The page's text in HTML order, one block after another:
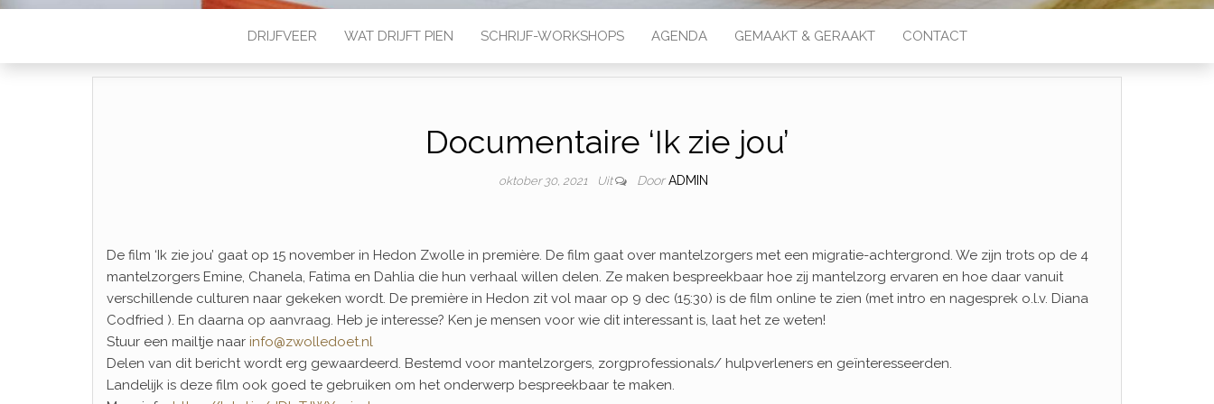
DRIJFVEER WAT DRIJFT PIEN SCHRIJF-WORKSHOPS AGENDA GEMAAKT & GERAAKT CONTACT
Documentaire ‘Ik zie jou’
oktober 30, 2021 Uit Door ADMIN
De film ‘Ik zie jou’ gaat op 15 november in Hedon Zwolle in première. De film gaat over mantelzorgers met een migratie-achtergrond. We zijn trots op de 4
mantelzorgers Emine, Chanela, Fatima en Dahlia die hun verhaal willen delen. Ze maken bespreekbaar hoe zij mantelzorg ervaren en hoe daar vanuit
verschillende culturen naar gekeken wordt. De première in Hedon zit vol maar op 9 dec (15:30) is de film online te zien (met intro en nagesprek o.l.v. Diana
Codfried ). En daarna op aanvraag. Heb je interesse? Ken je mensen voor wie dit interessant is, laat het ze weten!
Stuur een mailtje naar info@zwolledoet.nl
Delen van dit bericht wordt erg gewaardeerd. Bestemd voor mantelzorgers, zorgprofessionals/ hulpverleners en geïnteresseerden.
Landelijk is deze film ook goed te gebruiken om het onderwerp bespreekbaar te maken.